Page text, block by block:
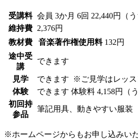
受講料 会員 3か月 6回 22,440円（
維持費
2,376円
教材費
音楽著作権使用料 132円
途中受
講
できます
見学 できます
※ご見学はレッス
体験
できます 体験料 4,158円（
初回持
参品
筆記用具、動きやすい服装
※ホームページからもお申し込みい